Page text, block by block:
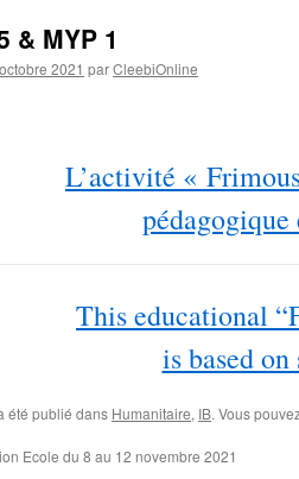
& MYP 1
2021 parCleebiOnline
L’activité «
This educational
is based
été publié dans Humanitaire, IB. Vous
Ecole du 8 au 12 novembre 2021